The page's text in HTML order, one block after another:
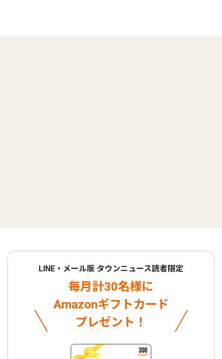
LINE・メール版 タウンニュース読者限定
毎月計30名様に
Amazonギフトカード
プレゼント！